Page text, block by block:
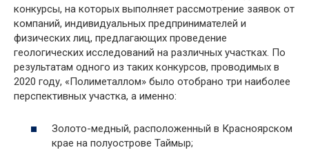
конкурсы, на которых выполняет рассмотрение заявок от
компаний, индивидуальных предпринимателей и
физических лиц, предлагающих проведение
геологических исследований на различных участках. По
результатам одного из таких конкурсов, проводимых в
2020 году, «Полиметаллом» было отобрано три наиболее
перспективных участка, а именно:
Золото-медный, расположенный в Красноярском
крае на полуострове Таймыр;